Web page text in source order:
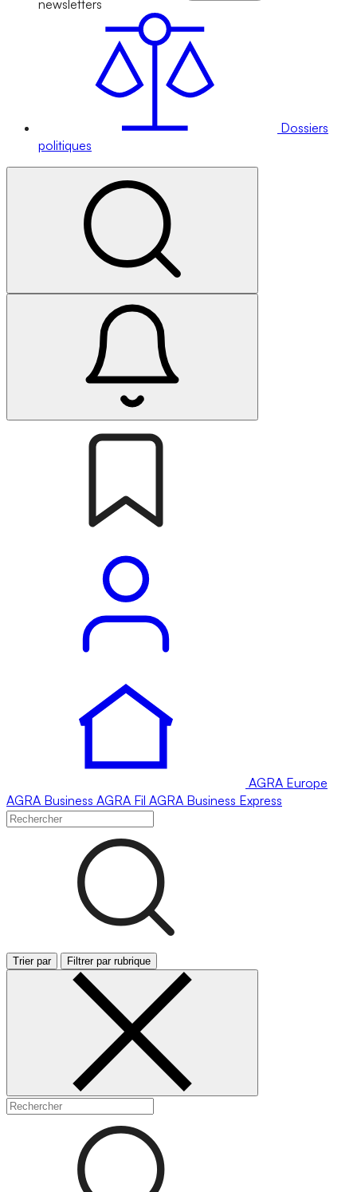
newsletters
Dossiers
politiques
AGRA Europe
AGRA Business AGRA Fil AGRA Business Express
Trier par Filtrer par rubrique